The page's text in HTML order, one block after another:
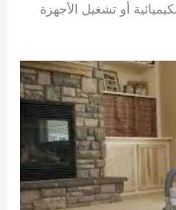
أو تشغيل الأجهزة